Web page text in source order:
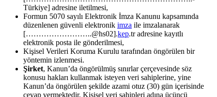
Türkiye] adresine iletilmesi,
Formun 5070 sayılı Elektronik İmza Kanunu kapsamında
düzenlenen güvenli elektronik imza ile imzalanarak
[……………………..@hs02].kep.tr adresine kayıtlı
elektronik posta ile gönderilmesi,
Kişisel Verileri Koruma Kurulu tarafından öngörülen bir
yöntemin izlenmesi.
Şirket, Kanun’da öngörülmüş sınırlar çerçevesinde söz
konusu hakları kullanmak isteyen veri sahiplerine, yine
Kanun’da öngörülen şekilde azami otuz (30) gün içerisinde
cevap vermektedir. Kişisel veri sahipleri adına üçüncü